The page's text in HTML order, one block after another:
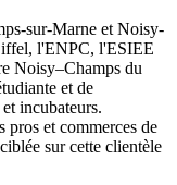
sur-Marne et Noisy-
l'ENPC, l'ESIEE
Noisy–Champs du
et de
incubateurs.
pros et commerces de
sur cette clientèle